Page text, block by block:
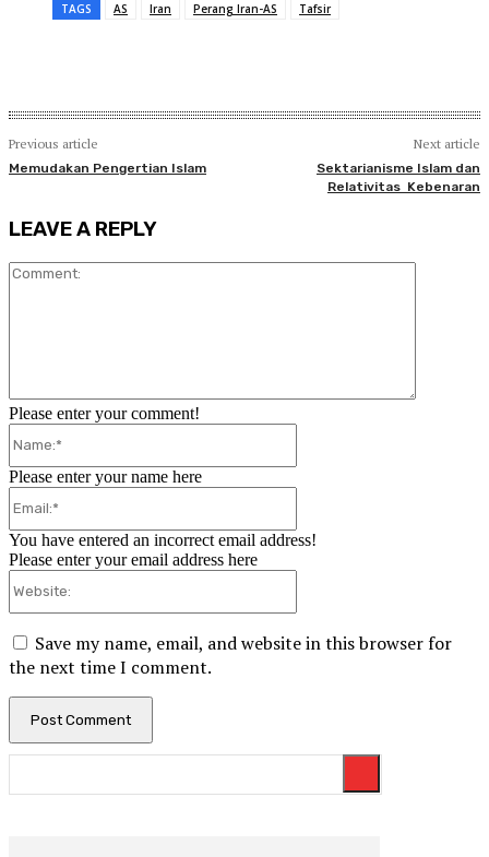
TAGS AS Iran Perang Iran-AS Tafsir
Previous article
Memudakan Pengertian Islam
Next article
Sektarianisme Islam dan
Relativitas Kebenaran
LEAVE A REPLY
Please enter your comment!
Please enter your name here
You have entered an incorrect email address!
Please enter your email address here
Save my name, email, and website in this browser for
the next time I comment.